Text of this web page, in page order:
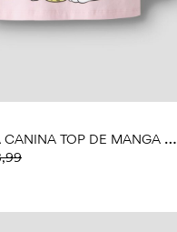
L
A PATRULLA CANINA TOP DE MANGA LARGA